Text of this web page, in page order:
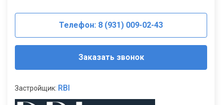
Телефон: 8 (931) 009-02-43
Заказать звонок
Застройщик: RBI